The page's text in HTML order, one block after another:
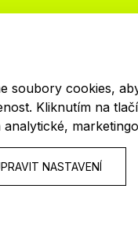
soubory cookies,
Kliknutím na
analytické,
NASTAVENÍ